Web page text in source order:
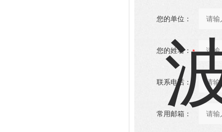
您的单位：
您的姓名：
联系电话：
常用邮箱：